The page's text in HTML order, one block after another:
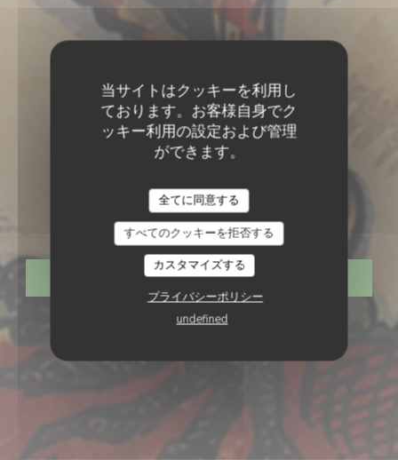
当サイトはクッキーを利用し
ております。お客様自身でク
ッキー利用の設定および管理
ができます。
全てに同意する
すべてのクッキーを拒否する
カスタマイズする
プライバシーポリシー
undefined
Le Coq De Bougival
予約